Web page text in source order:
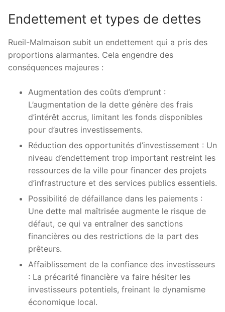
Endettement et types de dettes
Rueil-Malmaison subit un endettement qui a pris des
proportions alarmantes. Cela engendre des
conséquences majeures :
Augmentation des coûts d’emprunt :
L’augmentation de la dette génère des frais
d’intérêt accrus, limitant les fonds disponibles
pour d’autres investissements.
Réduction des opportunités d’investissement : Un
niveau d’endettement trop important restreint les
ressources de la ville pour financer des projets
d’infrastructure et des services publics essentiels.
Possibilité de défaillance dans les paiements :
Une dette mal maîtrisée augmente le risque de
défaut, ce qui va entraîner des sanctions
financières ou des restrictions de la part des
prêteurs.
Affaiblissement de la confiance des investisseurs
: La précarité financière va faire hésiter les
investisseurs potentiels, freinant le dynamisme
économique local.